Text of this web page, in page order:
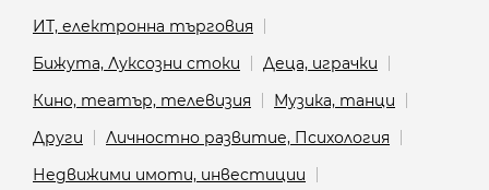
ИТ, електронна търговия
Бижута, Луксозни стоки
Деца, играчки
Кино, театър, телевизия
Музика, танци
Други
Личностно развитие, Психология
Недвижими имоти, инвестиции